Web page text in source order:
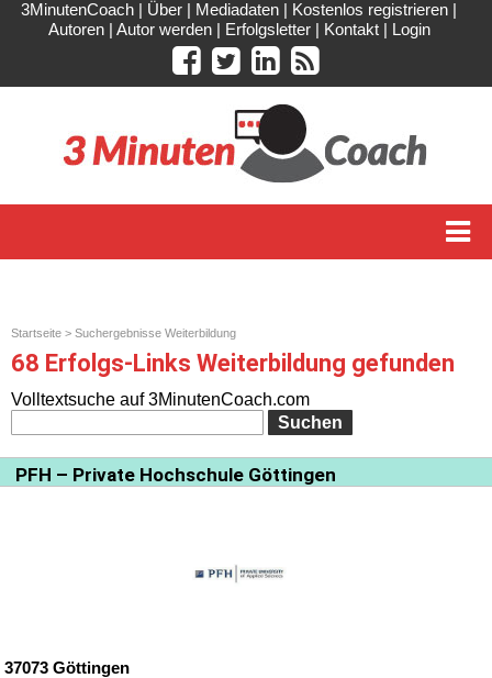
3MinutenCoach | Über | Mediadaten | Kostenlos registrieren |
Autoren| Autor werden| Erfolgsletter| Kontakt| Login
Startseite > Suchergebnisse Weiterbildung
68 Erfolgs-Links Weiterbildung gefunden
Volltextsuche auf 3MinutenCoach.com
PFH – Private Hochschule Göttingen
37073 Göttingen